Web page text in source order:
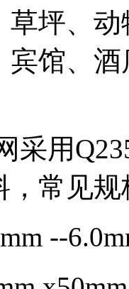
草坪、
宾馆、
采用
，常见
--